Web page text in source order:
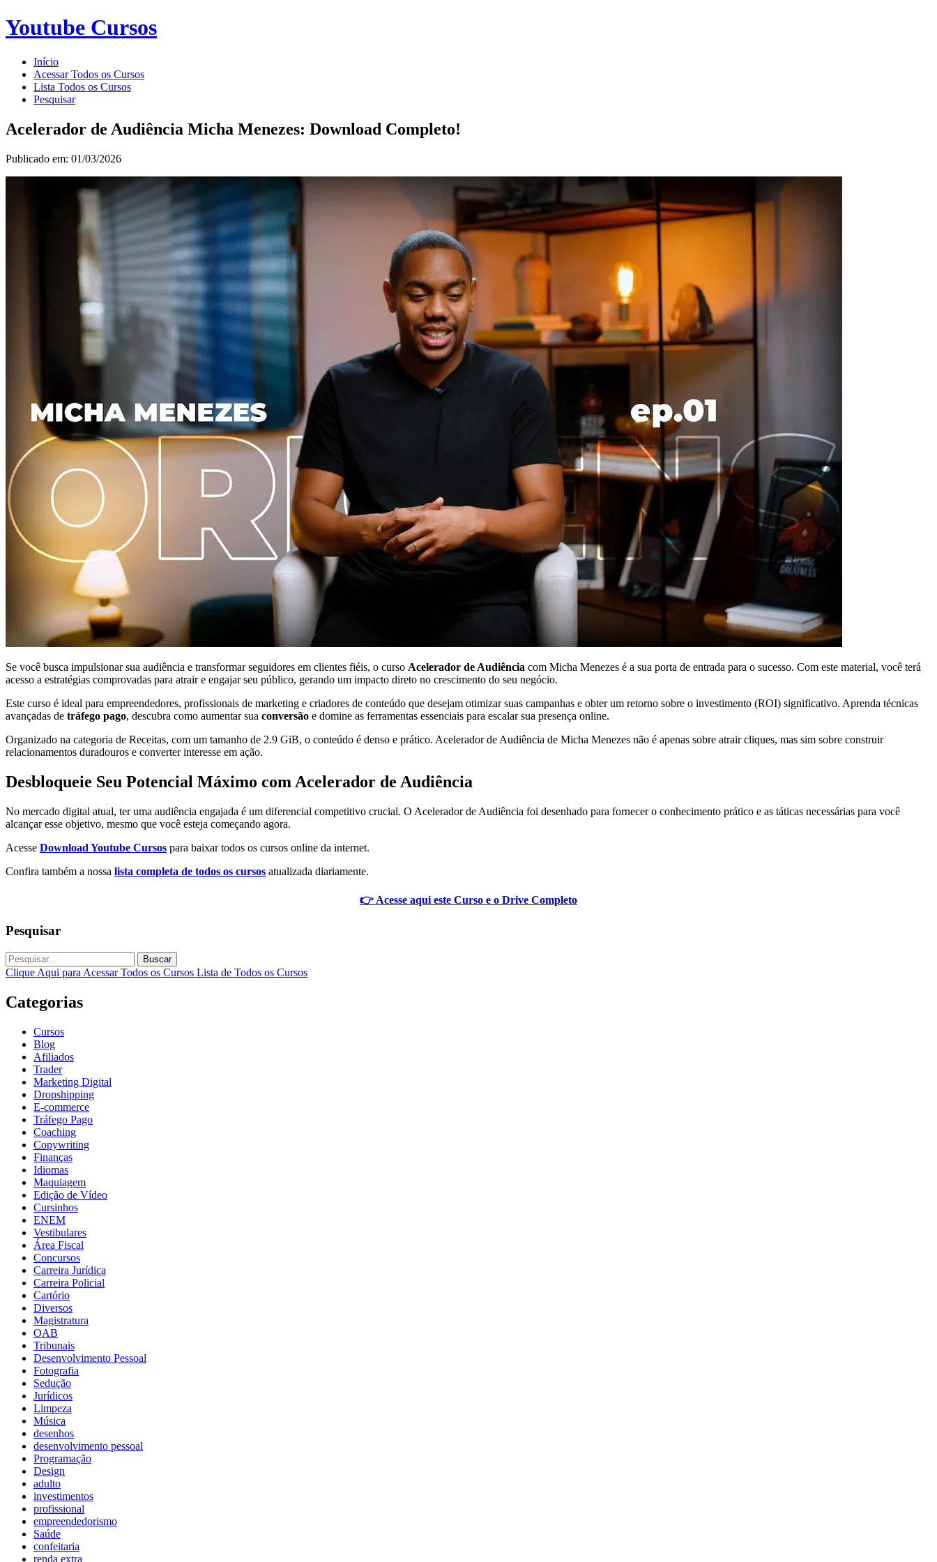
Youtube Cursos
Início
Acessar Todos os Cursos
Lista Todos os Cursos
Pesquisar
Acelerador de Audiência Micha Menezes: Download Completo!
Publicado em: 01/03/2026
Se você busca impulsionar sua audiência e transformar seguidores em clientes fiéis, o curso Acelerador de Audiência com Micha Menezes é a sua porta de entrada para o sucesso. Com este material, você terá
acesso a estratégias comprovadas para atrair e engajar seu público, gerando um impacto direto no crescimento do seu negócio.
Este curso é ideal para empreendedores, profissionais de marketing e criadores de conteúdo que desejam otimizar suas campanhas e obter um retorno sobre o investimento (ROI) significativo. Aprenda técnicas
avançadas de tráfego pago, descubra como aumentar sua conversão e domine as ferramentas essenciais para escalar sua presença online.
Organizado na categoria de Receitas, com um tamanho de 2.9 GiB, o conteúdo é denso e prático. Acelerador de Audiência de Micha Menezes não é apenas sobre atrair cliques, mas sim sobre construir
relacionamentos duradouros e converter interesse em ação.
Desbloqueie Seu Potencial Máximo com Acelerador de Audiência
No mercado digital atual, ter uma audiência engajada é um diferencial competitivo crucial. O Acelerador de Audiência foi desenhado para fornecer o conhecimento prático e as táticas necessárias para você
alcançar esse objetivo, mesmo que você esteja começando agora.
Acesse Download Youtube Cursos para baixar todos os cursos online da internet.
Confira também a nossa lista completa de todos os cursos atualizada diariamente.
👉 Acesse aqui este Curso e o Drive Completo
Pesquisar
Buscar
Clique Aqui para Acessar Todos os Cursos Lista de Todos os Cursos
Categorias
Cursos
Blog
Afiliados
Trader
Marketing Digital
Dropshipping
E-commerce
Tráfego Pago
Coaching
Copywriting
Finanças
Idiomas
Maquiagem
Edição de Vídeo
Cursinhos
ENEM
Vestibulares
Área Fiscal
Concursos
Carreira Jurídica
Carreira Policial
Cartório
Diversos
Magistratura
OAB
Tribunais
Desenvolvimento Pessoal
Fotografia
Sedução
Jurídicos
Limpeza
Música
desenhos
desenvolvimento pessoal
Programação
Design
adulto
investimentos
profissional
empreendedorismo
Saúde
confeitaria
renda extra